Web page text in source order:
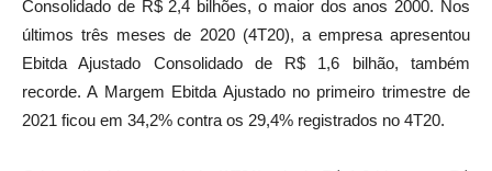
Consolidado de R$ 2,4 bilhões, o maior dos anos 2000. Nos
últimos três meses de 2020 (4T20), a empresa apresentou
Ebitda Ajustado Consolidado de R$ 1,6 bilhão, também
recorde. A Margem Ebitda Ajustado no primeiro trimestre de
2021 ficou em 34,2% contra os 29,4% registrados no 4T20.